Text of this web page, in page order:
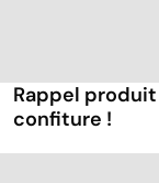
Rappel
confiture !